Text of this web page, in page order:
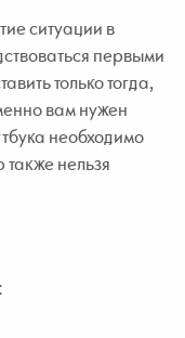
ситуации в
первыми
только тогда,
вам нужен
необходимо
также нельзя